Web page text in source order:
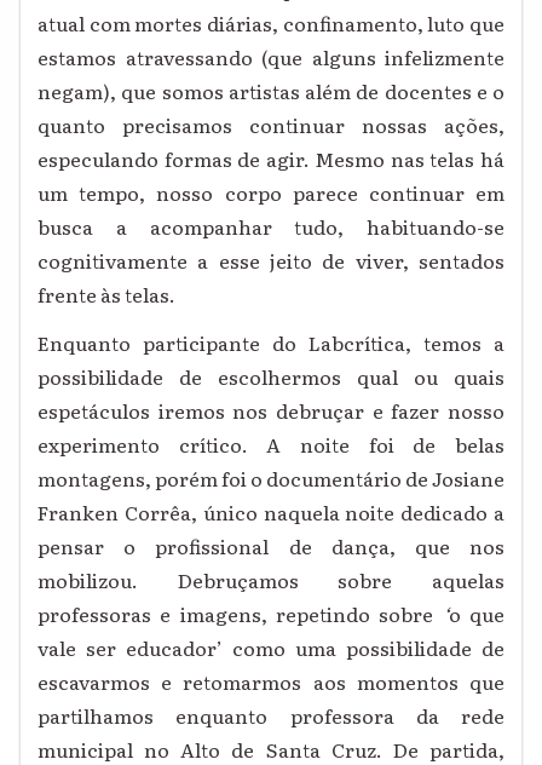
atual com mortes diárias, confinamento, luto que
estamos atravessando (que alguns infelizmente
negam), que somos artistas além de docentes e o
quanto precisamos continuar nossas ações,
especulando formas de agir. Mesmo nas telas há
um tempo, nosso corpo parece continuar em
busca a acompanhar tudo, habituando-se
cognitivamente a esse jeito de viver, sentados
frente às telas.
Enquanto participante do Labcrítica, temos a
possibilidade de escolhermos qual ou quais
espetáculos iremos nos debruçar e fazer nosso
experimento crítico. A noite foi de belas
montagens, porém foi o documentário de Josiane
Franken Corrêa, único naquela noite dedicado a
pensar o profissional de dança, que nos
mobilizou. Debruçamos sobre aquelas
professoras e imagens, repetindo sobre ‘o que
vale ser educador’ como uma possibilidade de
escavarmos eretomarmos aos momentos que
partilhamos enquanto professora da rede
municipal no Alto de Santa Cruz. De partida,